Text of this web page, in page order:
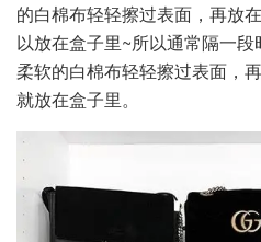
的白棉布轻轻擦过表面，再放
以放在盒子里~所以通常隔一
柔软的白棉布轻轻擦过表面，
就放在盒子里。